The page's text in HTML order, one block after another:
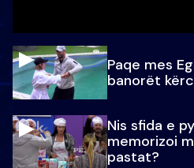
Paqe mes
banorët
Nis sfida e
memorizoi
pastat?